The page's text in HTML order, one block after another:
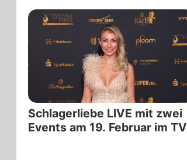
Schlagerliebe LIVE mit zwei
Events am 19. Februar im TV